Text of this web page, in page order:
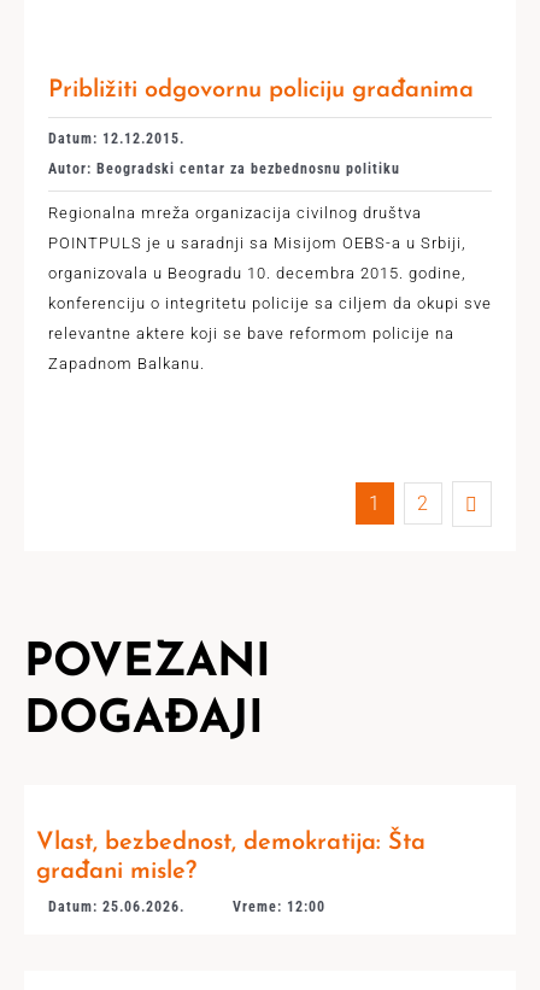
Približiti odgovornu policiju građanima
Datum: 12.12.2015.
Autor: Beogradski centar za bezbednosnu politiku
Regionalna mreža organizacija civilnog društva
POINTPULS je u saradnji sa Misijom OEBS-a u Srbiji,
organizovala u Beogradu 10. decembra 2015. godine,
konferenciju o integritetu policije sa ciljem da okupi sve
relevantne aktere koji se bave reformom policije na
Zapadnom Balkanu.
1 2
POVEZANI
DOGAĐAJI
Vlast, bezbednost, demokratija: Šta
građani misle?
Datum: 25.06.2026. Vreme: 12:00